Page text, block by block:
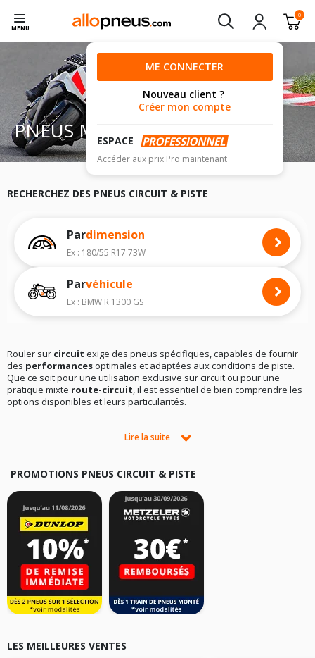
MENU
0
ME CONNECTER
Nouveau client ?
Créer mon compte
ESPACE
Accéder aux prix Pro maintenant
PNEUS MOTO CIRCUIT & PISTE
RECHERCHEZ DES PNEUS CIRCUIT & PISTE
Pardimension
Ex : 180/55 R17 73W
Parvéhicule
Ex : BMW R 1300 GS
Rouler sur circuit exige des pneus spécifiques, capables de fournir
des performancesoptimales et adaptées aux conditions de piste.
Que ce soit pour une utilisation exclusive sur circuit ou pour une
pratique mixte route-circuit, il est essentiel de bien comprendre les
options disponibles et leurs particularités.
PNEU SLICK : UNE PERFORMANCE SANS COMPROMIS POUR LA
indispensables pour une utilisation exclusive sur
de roulement totalement lisse maximisel’adhérence
performances, tandis que le choix des gommes permet de s'adapter
aux conditions spécifiques de roulage. Toutefois, ces pneus ne sont
pas homologuéspour la route, rendant leur usage strictement limité
aux circuits fermés.
PNEU SEMI-SLICK : UN COMPROMIS POUR LES AMATEURS DE
CIRCUIT
Pour ceux qui souhaitent alterner entre route et circuit, les pneus
semi-slickreprésentent une excellente alternative. Ces pneus, dotés
de sculptures minimales, sonthomologuéspour un usage
routiers classiques en raison de leur faible profondeur de rainures.
Lire la suite
PROMOTIONS PNEUS CIRCUIT & PISTE
LES MEILLEURES VENTES